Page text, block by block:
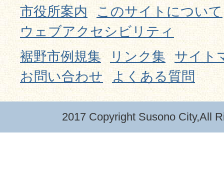
市役所案内
このサイトについて
ウェブアクセシビリティ
裾野市例規集
リンク集
サイト
お問い合わせ よくある質問
2017 Copyright Susono City,All